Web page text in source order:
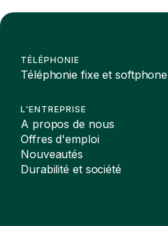
TÉLÉPHONIE
Téléphonie fixe et softphone
L'ENTREPRISE
A propos de nous
Offres d'emploi
Nouveautés
Durabilité et société